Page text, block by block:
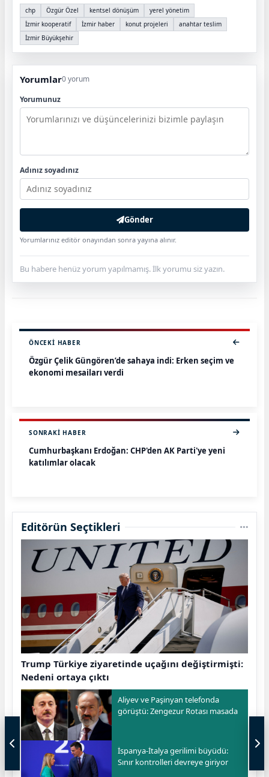
chp Özgür Özel kentsel dönüşüm
yerel yönetim
İzmir kooperatif
İzmir haber konut projeleri
anahtar teslim
İzmir Büyükşehir
Yorumlar0 yorum
Yorumunuz
Adınız soyadınız
Gönder
Yorumlarınız editör onayından sonra yayına alınır.
Bu habere henüz yorum yapılmamış. İlk yorumu siz yazın.
ÖNCEKI HABER
Özgür Çelik Güngören’de sahaya indi: Erken seçim ve
ekonomi mesajları verdi
SONRAKI HABER
Cumhurbaşkanı Erdoğan: CHP'den AK Parti'ye yeni
katılımlar olacak
Editörün Seçtikleri
Trump Türkiye ziyaretinde uçağını değiştirmişti:
Nedeni ortaya çıktı
Aliyev ve Paşinyan telefonda
görüştü: Zengezur Rotası masada
İspanya-İtalya gerilimi büyüdü:
Sınır kontrolleri devreye giriyor